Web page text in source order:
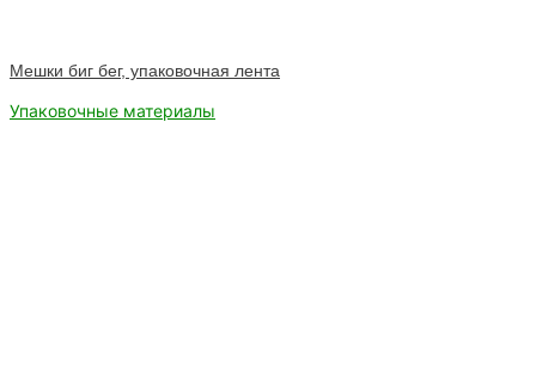
Мешки биг бег, упаковочная лента
Упаковочные материалы